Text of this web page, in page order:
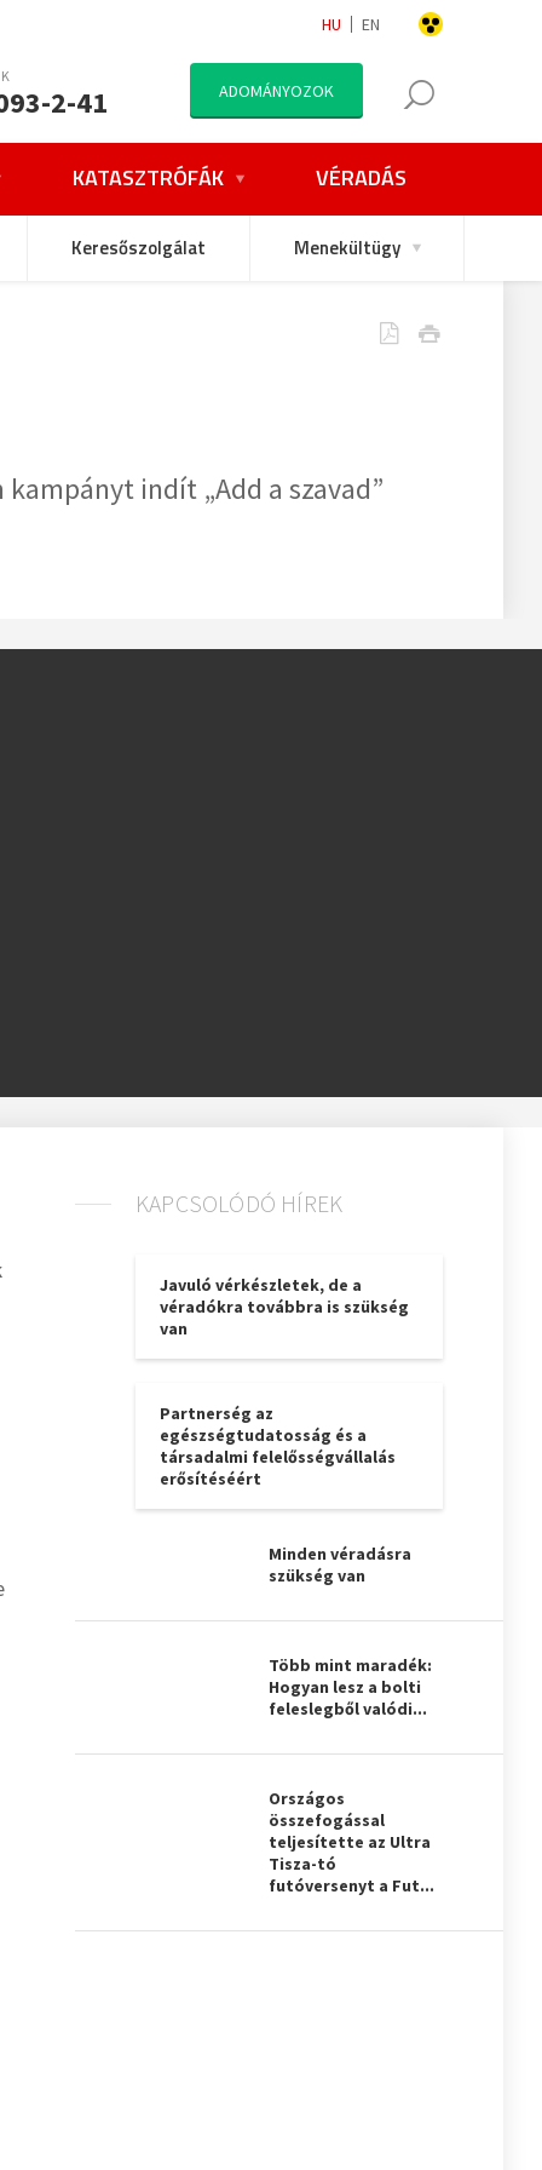
HU EN
2-41 ADOMÁNYOZOK
KATASZTRÓFÁK VÉRADÁS
Keresőszolgálat Menekültügy
indít „Add a szavad”
KAPCSOLÓDÓ HÍREK
Javuló vérkészletek, de a
véradókra továbbra is szükség
van
Partnerség az
egészségtudatosság és a
társadalmi felelősségvállalás
erősítéséért
Minden véradásra
szükség van
Több mint maradék:
Hogyan lesz a bolti
feleslegből valódi...
Országos
összefogással
teljesítette az Ultra
Tisza-tó
futóversenyt a Fut...